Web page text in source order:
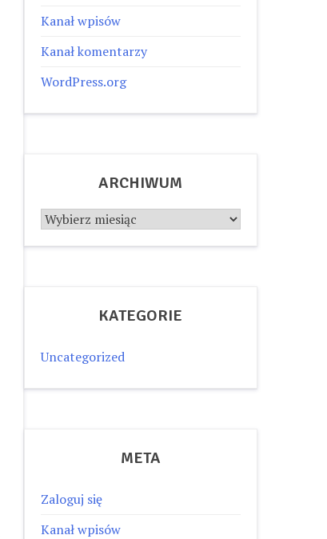
Kanał wpisów
Kanał komentarzy
WordPress.org
ARCHIWUM
Archiwum
KATEGORIE
Uncategorized
META
Zaloguj się
Kanał wpisów